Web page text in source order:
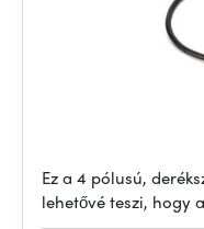
Ez a 4 pólusú,
lehetővé teszi, hogy